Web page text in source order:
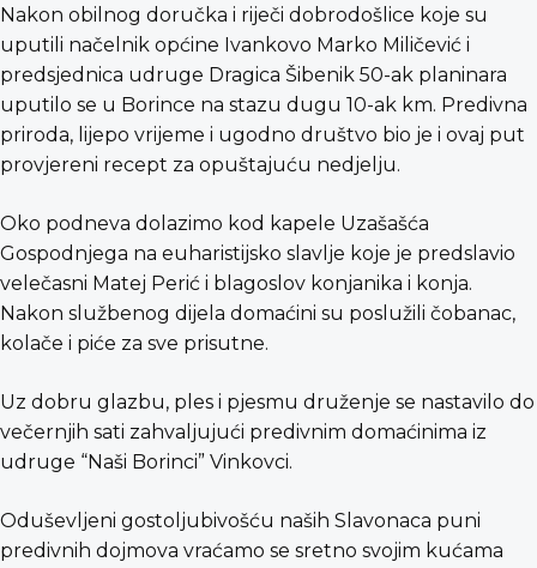
Nakon obilnog doručka i riječi dobrodošlice koje su
uputili načelnik općine Ivankovo Marko Miličević i
predsjednica udruge Dragica Šibenik 50-ak planinara
uputilo se u Borince na stazu dugu 10-ak km. Predivna
priroda, lijepo vrijeme i ugodno društvo bio je i ovaj put
provjereni recept za opuštajuću nedjelju.
Oko podneva dolazimo kod kapele Uzašašća
Gospodnjega na euharistijsko slavlje koje je predslavio
velečasni Matej Perić i blagoslov konjanika i konja.
Nakon službenog dijela domaćini su poslužili čobanac,
kolače i piće za sve prisutne.
Uz dobru glazbu, ples i pjesmu druženje se nastavilo do
večernjih sati zahvaljujući predivnim domaćinima iz
udruge “Naši Borinci” Vinkovci.
Oduševljeni gostoljubivošću naših Slavonaca puni
predivnih dojmova vraćamo se sretno svojim kućama